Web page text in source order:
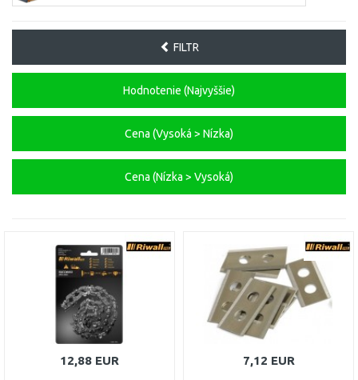
FILTR
Hodnotenie (Najvyššie)
Cena (Vysoká > Nízka)
Cena (Nízka > Vysoká)
12,88 EUR 7,12 EUR